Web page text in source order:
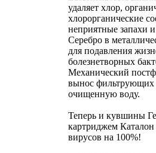
удаляет хлор,
хлорорганические
неприятные запахи
Серебро в
для подавления
болезнетворных
Механический
вынос фильтрующих
очищенную воду.
Теперь и кувшины
картриджем
вирусов на 100%!